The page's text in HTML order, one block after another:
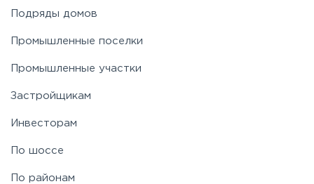
Подряды домов
Промышленные поселки
Промышленные участки
Застройщикам
Инвесторам
По шоссе
По районам